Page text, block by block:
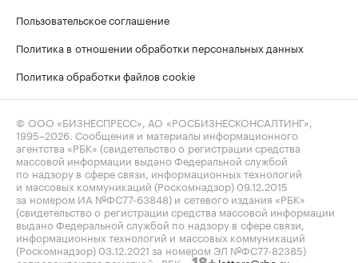
Пользовательское соглашение
Политика в отношении обработки персональных данных
Политика обработки файлов cookie
© ООО «БИЗНЕСПРЕСС», АО «РОСБИЗНЕСКОНСАЛТИНГ»,
1995–2026 . Сообщения и материалы информационного
агентства «РБК» (свидетельство о регистрации средства
массовой информации выдано Федеральной службой
по надзору в сфере связи, информационных технологий
и массовых коммуникаций (Роскомнадзор) 09.12.2015
за номером ИА №ФС77-63848) и сетевого издания «РБК»
(свидетельство о регистрации средства массовой информации
выдано Федеральной службой по надзору в сфере связи,
информационных технологий и массовых коммуникаций
(Роскомнадзор) 03.12.2021 за номером ЭЛ №ФС77-82385)